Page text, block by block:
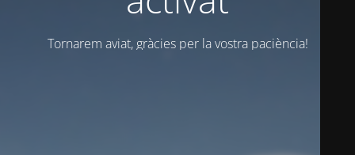
Tornarem aviat, gràcies per la vostra paciència!